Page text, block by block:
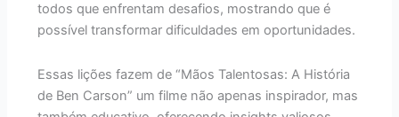
todos que enfrentam desafios, mostrando que é
possível transformar dificuldades em oportunidades.
Essas lições fazem de “Mãos Talentosas: A História
de Ben Carson” um filme não apenas inspirador, mas